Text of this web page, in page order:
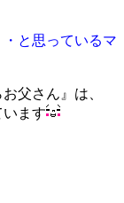
と思っているマ
父さん』は、
ます